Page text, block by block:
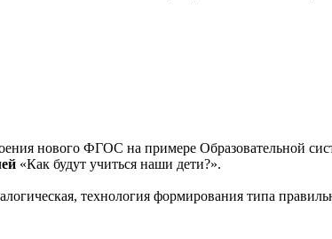
нового ФГОС на примере Образовательной
«Как будут учиться наши дети?».
технология формирования типа